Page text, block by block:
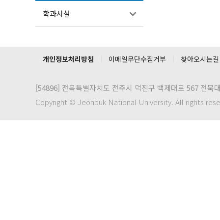
학과시설
개인정보처리방침 이메일무단수집거부 찾아오시는길
[54896] 전북특별자치도 전주시 덕진구 백제대로 567 전북
Copyright © Jeonbuk National University. All rights